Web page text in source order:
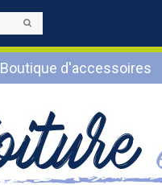
Boutique d'accessoires